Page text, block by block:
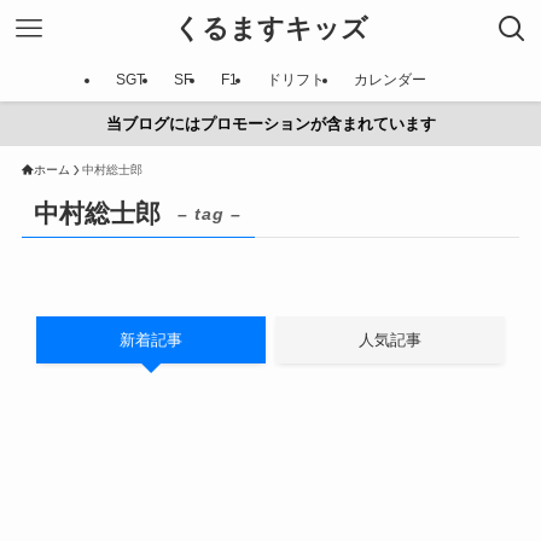
くるますキッズ
SGT SF F1 ドリフト カレンダー
当ブログにはプロモーションが含まれています
ホーム 中村総士郎
中村総士郎 – tag –
新着記事 人気記事